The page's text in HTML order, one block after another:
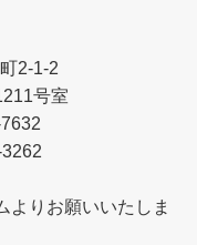
2-1-2
号室
3262
よりお願いいたしま